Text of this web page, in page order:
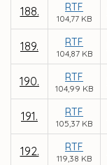
188. RTF
104,77 KB
189. RTF
104,87 KB
190. RTF
104,99 KB
191. RTF
105,37 KB
192. RTF
119,38 KB